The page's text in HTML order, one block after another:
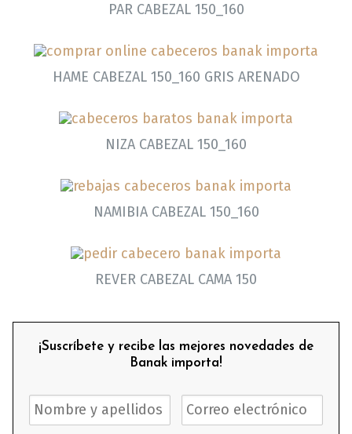
PAR CABEZAL 150_160
HAME CABEZAL 150_160 GRIS ARENADO
NIZA CABEZAL 150_160
NAMIBIA CABEZAL 150_160
REVER CABEZAL CAMA 150
¡Suscríbete y recibe las mejores novedades de
Banak importa!